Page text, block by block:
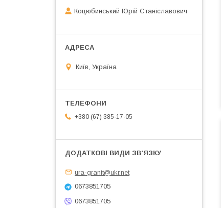
Коцюбинський Юрій Станіславович
Київ, Україна
+380 (67) 385-17-05
ura-granit@ukr.net
0673851705
0673851705